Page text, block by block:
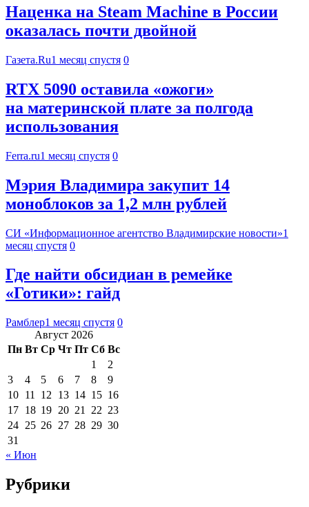
Наценка на Steam Machine в России
оказалась почти двойной
Газета.Ru1 месяц спустя 0
RTX 5090 оставила «ожоги»
на материнской плате за полгода
использования
Ferra.ru1 месяц спустя 0
Мэрия Владимира закупит 14
моноблоков за 1,2 млн рублей
СИ «Информационное агентство Владимирские новости»1
месяц спустя 0
Где найти обсидиан в ремейке
«Готики»: гайд
Рамблер1 месяц спустя 0
Август 2026
Пн Вт Ср Чт Пт Сб Вс
1
2
3
4 5 6 7 8
9
10 11 12 13 14 15 16
17 18 19 20 21 22 23
24 25 26 27 28 29 30
31
« Июн
Рубрики